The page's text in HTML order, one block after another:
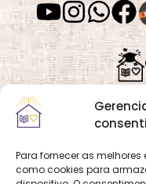
Para fornecer as
como cookies para
de
Moral
Quadra 02, Lote